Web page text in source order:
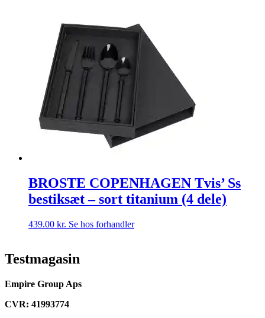
BROSTE COPENHAGEN Tvis’ Ss
bestiksæt – sort titanium (4 dele)
439.00 kr. Se hos forhandler
Testmagasin
Empire Group Aps
CVR: 41993774